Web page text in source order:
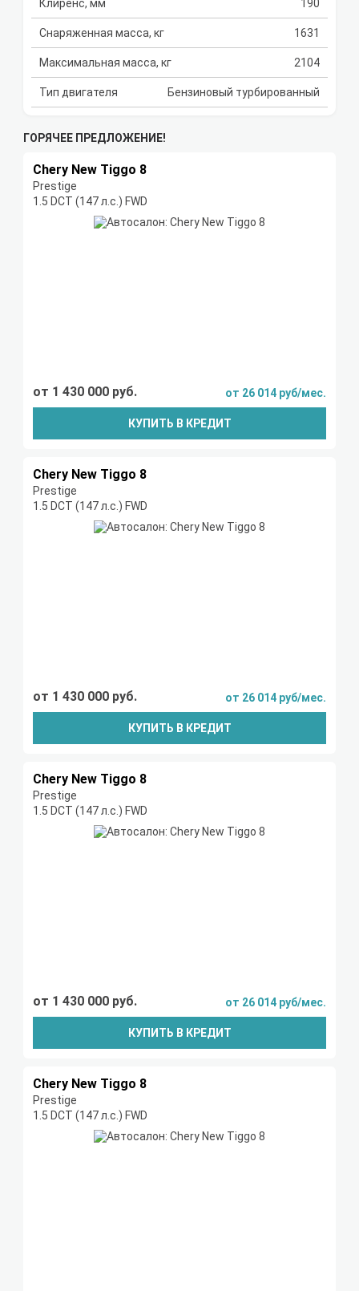
Клиренс, мм 190
Снаряженная масса, кг 1631
Максимальная масса, кг 2104
Тип двигателя Бензиновый турбированный
ГОРЯЧЕЕ ПРЕДЛОЖЕНИЕ!
Chery New Tiggo 8
Prestige
1.5 DCT (147 л.с.) FWD
от 1 430 000 руб. от 26 014 руб/мес.
КУПИТЬ В КРЕДИТ
Chery New Tiggo 8
Prestige
1.5 DCT (147 л.с.) FWD
от 1 430 000 руб. от 26 014 руб/мес.
КУПИТЬ В КРЕДИТ
Chery New Tiggo 8
Prestige
1.5 DCT (147 л.с.) FWD
от 1 430 000 руб. от 26 014 руб/мес.
КУПИТЬ В КРЕДИТ
Chery New Tiggo 8
Prestige
1.5 DCT (147 л.с.) FWD